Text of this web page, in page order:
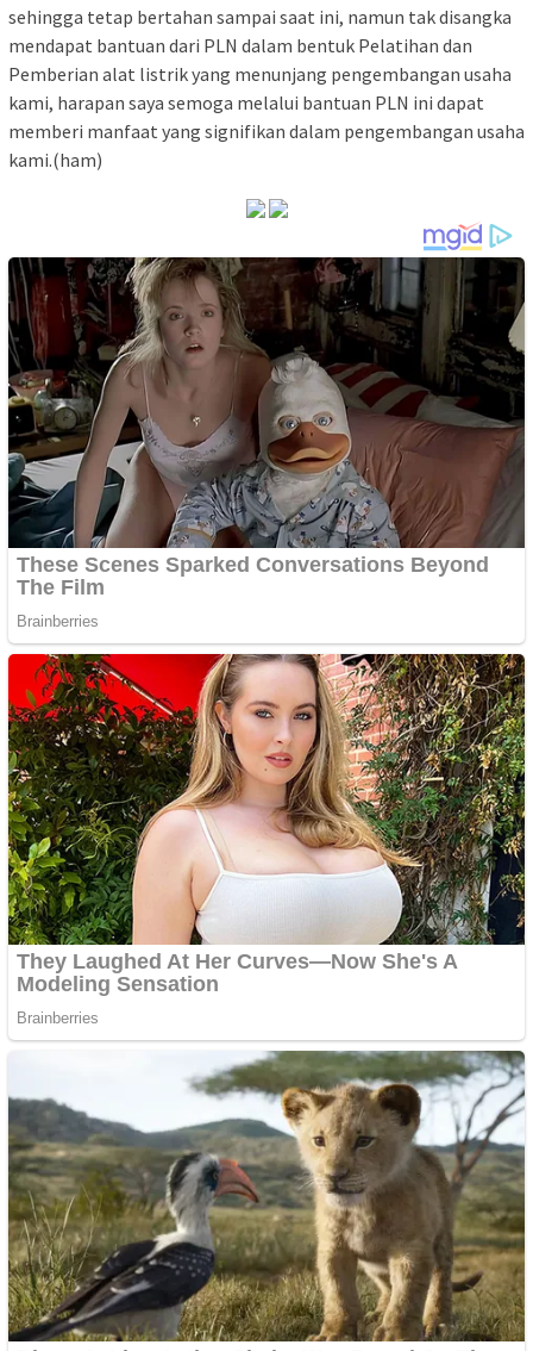
sehingga tetap bertahan sampai saat ini, namun tak disangka
mendapat bantuan dari PLN dalam bentuk Pelatihan dan
Pemberian alat listrik yang menunjang pengembangan usaha
kami, harapan saya semoga melalui bantuan PLN ini dapat
memberi manfaat yang signifikan dalam pengembangan usaha
kami.(ham)